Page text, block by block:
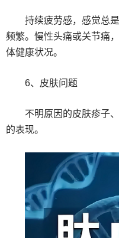
持续疲劳感，感觉总
频繁。慢性头痛或关节痛
体健康状况。
6、皮肤问题
不明原因的皮肤疹子
的表现。